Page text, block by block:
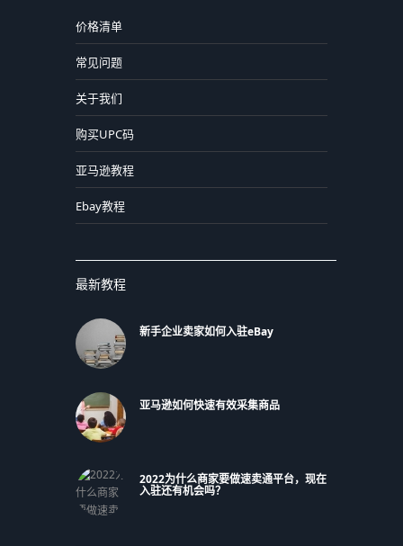
价格清单
常见问题
关于我们
购买UPC码
亚马逊教程
Ebay教程
最新教程
新手企业卖家如何入驻eBay
亚马逊如何快速有效采集商品
2022为什么商家要做速卖通平台，现在
入驻还有机会吗？